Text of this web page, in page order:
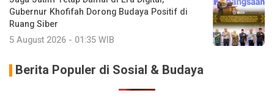
Gubernur Khofifah Dorong Budaya Positif di
Ruang Siber
5 August 2026 - 01:35 WIB
Berita Populer di Sosial & Budaya